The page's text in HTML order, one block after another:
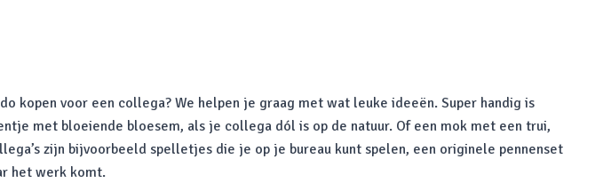
voor een collega? We helpen je graag met wat leuke ideeën. Super handig is
met bloeiende bloesem, als je collega dól is op de natuur. Of een mok met een trui,
zijn bijvoorbeeld spelletjes die je op je bureau kunt spelen, een originele pennenset
het werk komt.